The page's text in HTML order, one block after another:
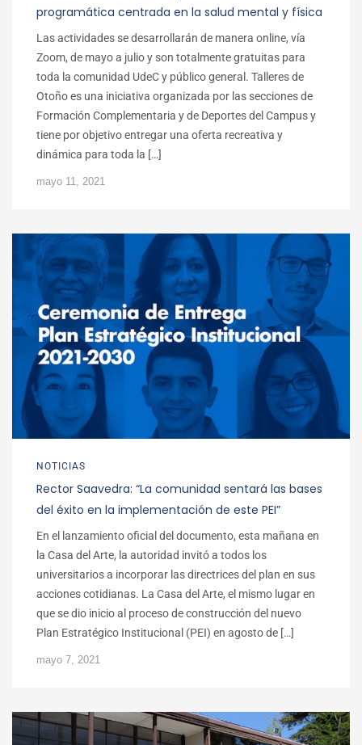
programática centrada en la salud mental y física
Las actividades se desarrollarán de manera online, vía
Zoom, de mayo a julio y son totalmente gratuitas para
toda la comunidad UdeC y público general. Talleres de
Otoño es una iniciativa organizada por las secciones de
Formación Complementaria y de Deportes del Campus y
tiene por objetivo entregar una oferta recreativa y
dinámica para toda la […]
mayo 11, 2021
NOTICIAS
Rector Saavedra: “La comunidad sentará las bases
del éxito en la implementación de este PEI”
En el lanzamiento oficial del documento, esta mañana en
la Casa del Arte, la autoridad invitó a todos los
universitarios a incorporar las directrices del plan en sus
acciones cotidianas. La Casa del Arte, el mismo lugar en
que se dio inicio al proceso de construcción del nuevo
Plan Estratégico Institucional (PEI) en agosto de […]
mayo 7, 2021